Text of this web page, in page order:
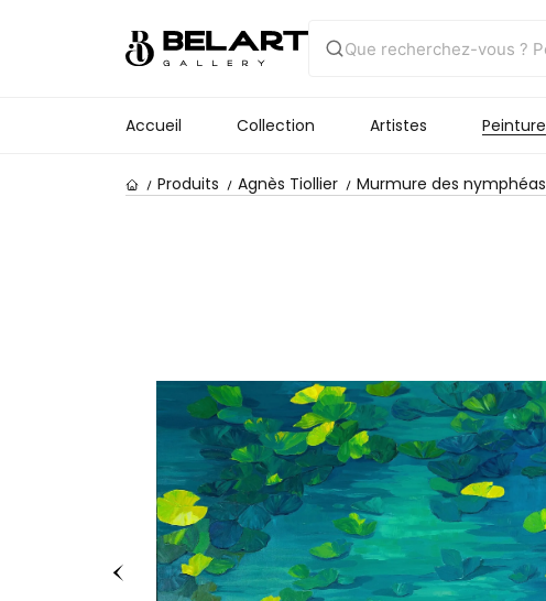
Accueil Collection Artistes Peinture
Produits Agnès Tiollier Murmure des nymphéas